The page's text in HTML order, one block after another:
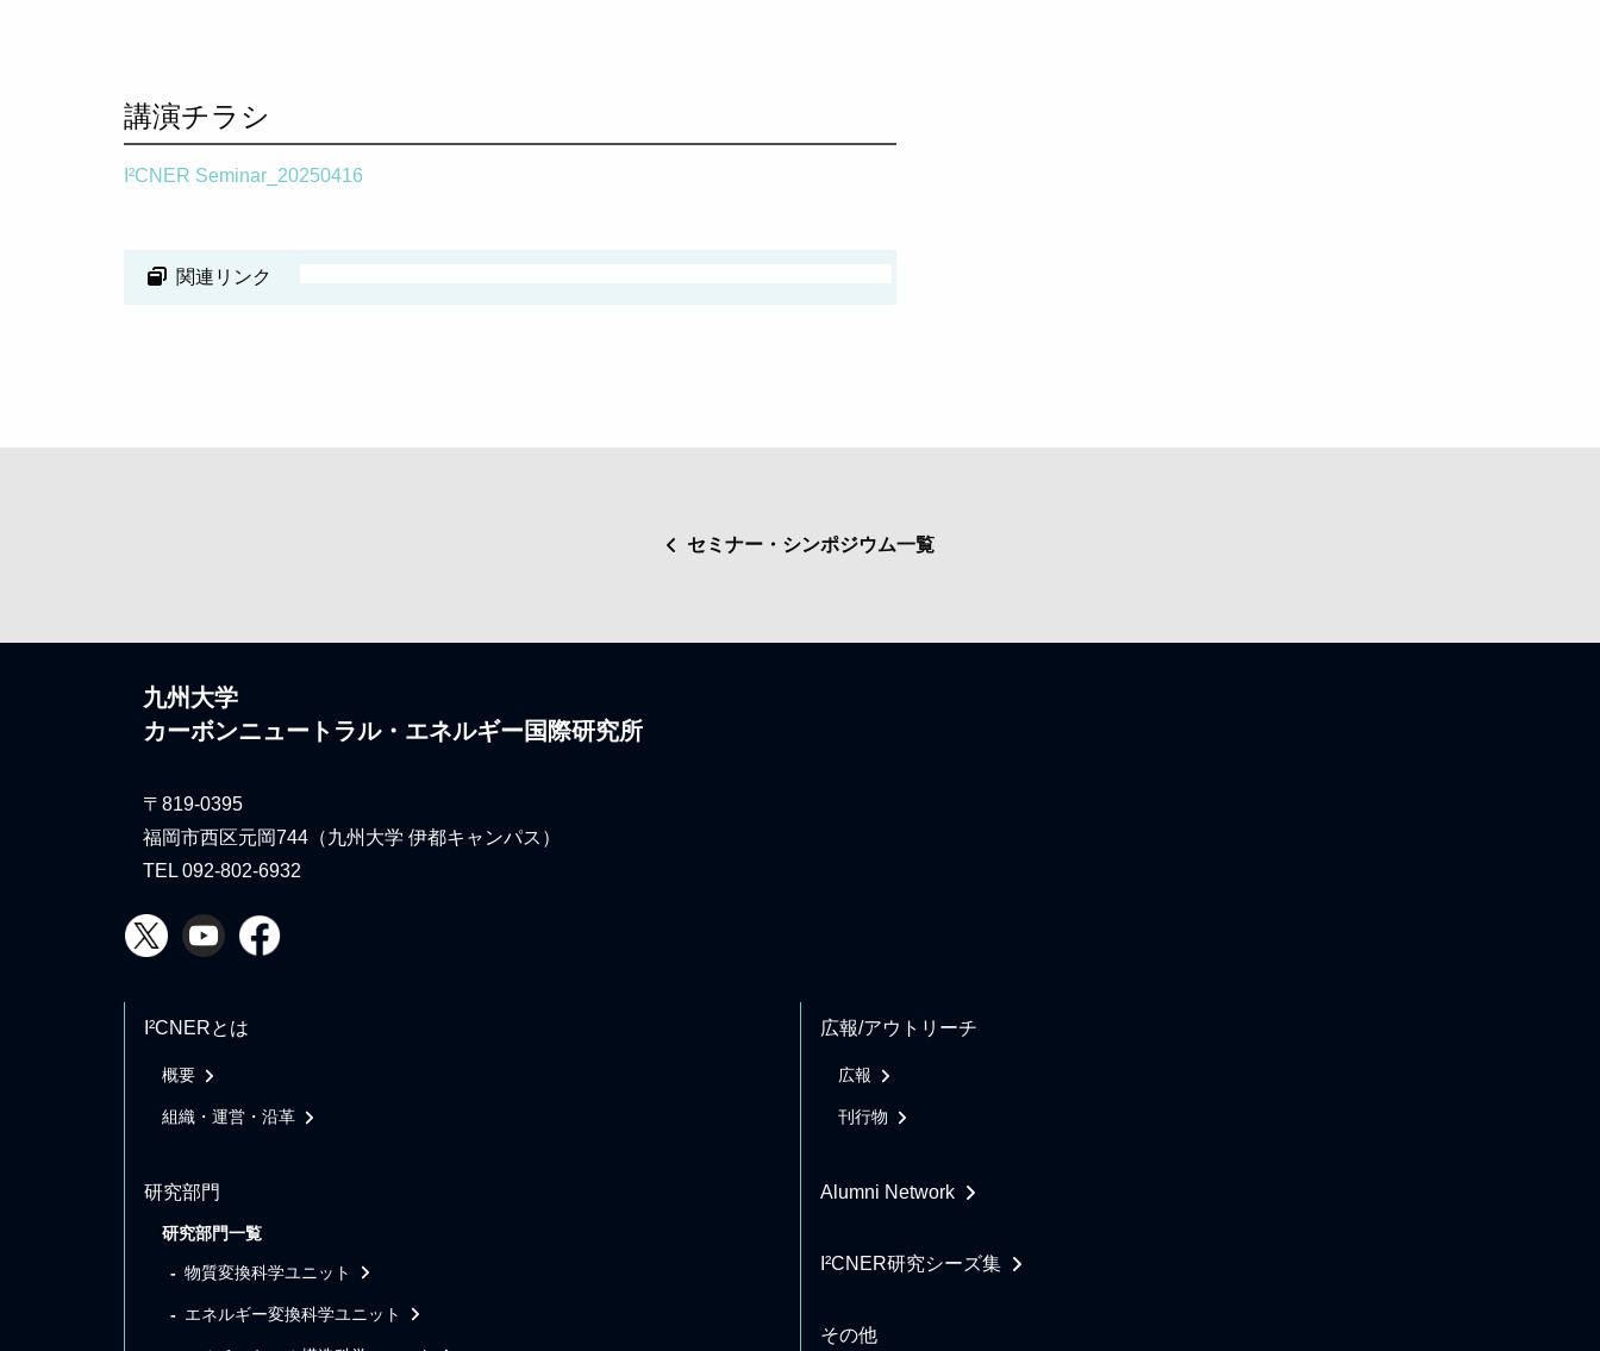
講演チラシ
I²CNER Seminar_20250416
関連リンク
セミナー・シンポジウム一覧
九州大学
カーボンニュートラル・エネルギー国際研究所
〒819-0395
福岡市西区元岡744（九州大学 伊都キャンパス）
TEL 092-802-6932
I²CNERとは
概要
組織・運営・沿革
研究部門
研究部門一覧
物質変換科学ユニット
エネルギー変換科学ユニット
広報/アウトリーチ
広報
刊行物
Alumni Network
I²CNER研究シーズ集
その他